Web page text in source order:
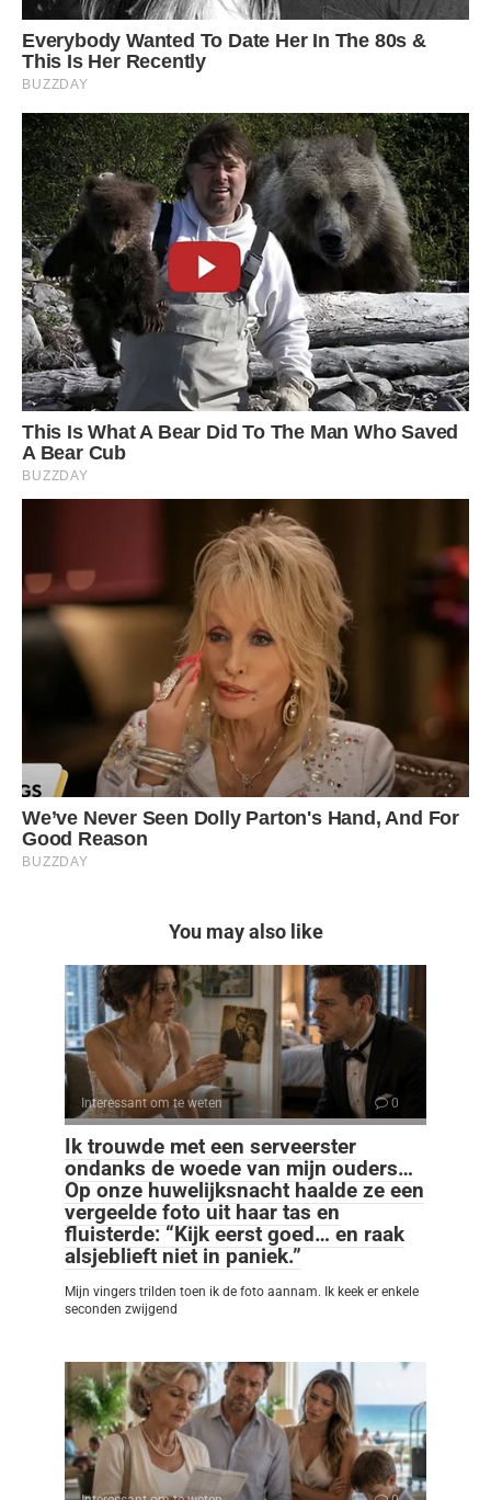
You may also like
Interessant om te weten 0
Ik trouwde met een serveerster
ondanks de woede van mijn ouders…
Op onze huwelijksnacht haalde ze een
vergeelde foto uit haar tas en
fluisterde: “Kijk eerst goed… en raak
alsjeblieft niet in paniek.”
Mijn vingers trilden toen ik de foto aannam. Ik keek er enkele
seconden zwijgend